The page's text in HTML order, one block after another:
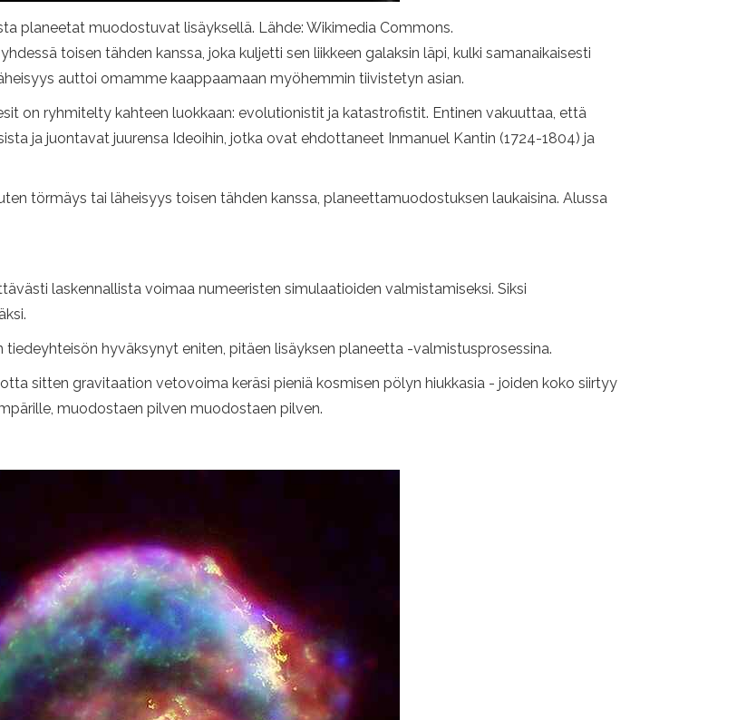
planeetat muodostuvat lisäyksellä. Lähde: Wikimedia Commons.
toisen tähden kanssa, joka kuljetti sen liikkeen galaksin läpi, kulki samanaikaisesti
auttoi omamme kaappaamaan myöhemmin tiivistetyn asian.
on ryhmitelty kahteen luokkaan: evolutionistit ja katastrofistit. Entinen vakuuttaa, että
ja juontavat juurensa Ideoihin, jotka ovat ehdottaneet Inmanuel Kantin (1724-1804) ja
törmäys tai läheisyys toisen tähden kanssa, planeettamuodostuksen laukaisina. Alussa
laskennallista voimaa numeeristen simulaatioiden valmistamiseksi. Siksi
hyväksynyt eniten, pitäen lisäyksen planeetta -valmistusprosessina.
sitten gravitaation vetovoima keräsi pieniä kosmisen pölyn hiukkasia - joiden koko siirtyy
muodostaen pilven muodostaen pilven.